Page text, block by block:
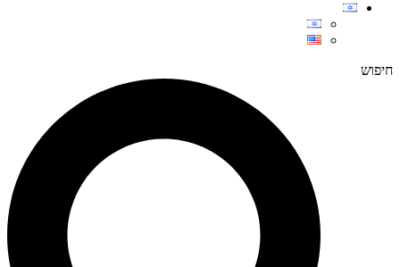
חיפוש